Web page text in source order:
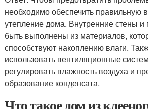
необходимо обеспечить правильную
утепление дома. Внутренние стены и
быть выполнены из материалов,
способствуют накоплению влаги.
использовать вентиляционные
регулировать влажность воздуха и
образование конденсата.
Что такое дом из